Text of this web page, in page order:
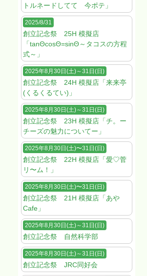
トルネードしてて 今ポテ」
2025/8/31
創立記念祭 25H 模擬店
「tanΘcosΘ=sinΘ～タコスの方程
式～」
2025年8月30日(土)～31日(日)
創立記念祭 24H 模擬店「来来亭
(くるくるてい)」
2025年8月30日(土)～31日(日)
創立記念祭 23H 模擬店「チ。ー
チーズの魅力についてー」
2025年8月30日(土)〜31日(日)
創立記念祭 22H 模擬店「愛♡菅
リ〜ム！」
2025年8月30日(土)〜31日(日)
創立記念祭 21H 模擬店「あや
Cafe」
2025年8月30日(土)～31日(日)
創立記念祭 自然科学部
2025年8月30日(土)～31日(日)
創立記念祭 JRC同好会